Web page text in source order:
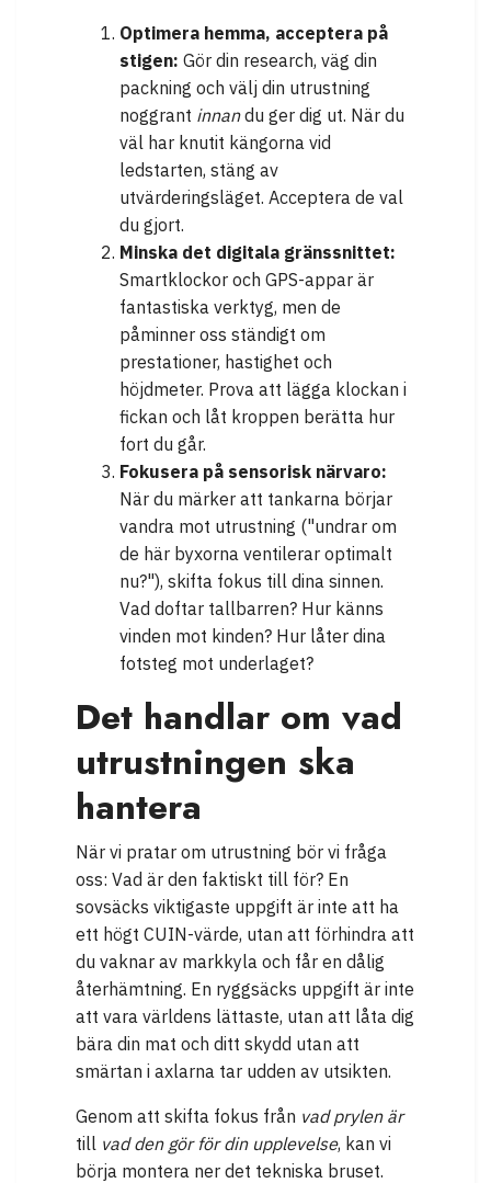
Optimera hemma, acceptera på
stigen: Gör din research, väg din
packning och välj din utrustning
noggrant innandu ger dig ut. När du
väl har knutit kängorna vid
ledstarten, stäng av
utvärderingsläget. Acceptera de val
du gjort.
Minska det digitala gränssnittet:
Smartklockor och GPS-appar är
fantastiska verktyg, men de
påminner oss ständigt om
prestationer, hastighet och
höjdmeter. Prova att lägga klockan i
fickan och låt kroppen berätta hur
fort du går.
Fokusera på sensorisk närvaro:
När du märker att tankarna börjar
vandra mot utrustning ("undrar om
de här byxorna ventilerar optimalt
nu?"), skifta fokus till dina sinnen.
Vad doftar tallbarren? Hur känns
vinden mot kinden? Hur låter dina
fotsteg mot underlaget?
Det handlar om vad
utrustningen ska
hantera
När vi pratar om utrustning bör vi fråga
oss: Vad är den faktiskt till för? En
sovsäcks viktigaste uppgift är inte att ha
ett högt CUIN-värde, utan att förhindra att
du vaknar av markkyla och får en dålig
återhämtning. En ryggsäcks uppgift är inte
att vara världens lättaste, utan att låta dig
bära din mat och ditt skydd utan att
smärtan i axlarna tar udden av utsikten.
Genom att skifta fokus från vad prylen är
till vad den gör för din upplevelse, kan vi
börja montera ner det tekniska bruset.